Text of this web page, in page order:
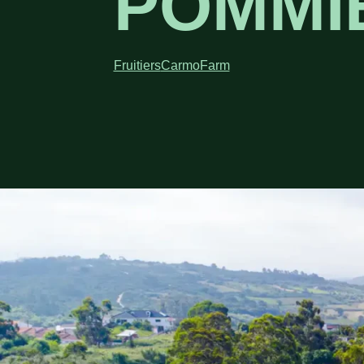
FruitiersCarmoFarm